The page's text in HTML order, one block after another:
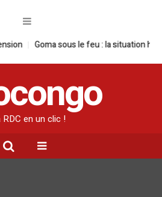
sous le feu : la situation humanitaire
RDC en un clic !